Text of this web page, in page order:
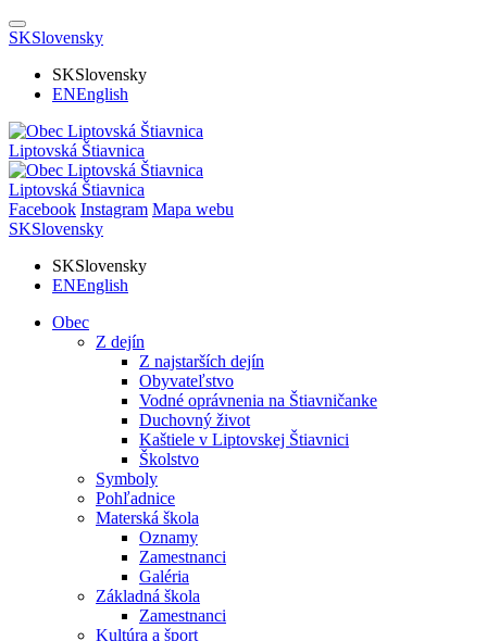
SKSlovensky
SKSlovensky
ENEnglish
Liptovská Štiavnica
Liptovská Štiavnica
Facebook Instagram Mapa webu
SKSlovensky
SKSlovensky
ENEnglish
Obec
Z dejín
Z najstarších dejín
Obyvateľstvo
Vodné oprávnenia na Štiavničanke
Duchovný život
Kaštiele v Liptovskej Štiavnici
Školstvo
Symboly
Pohľadnice
Materská škola
Oznamy
Zamestnanci
Galéria
Základná škola
Zamestnanci
Kultúra a šport